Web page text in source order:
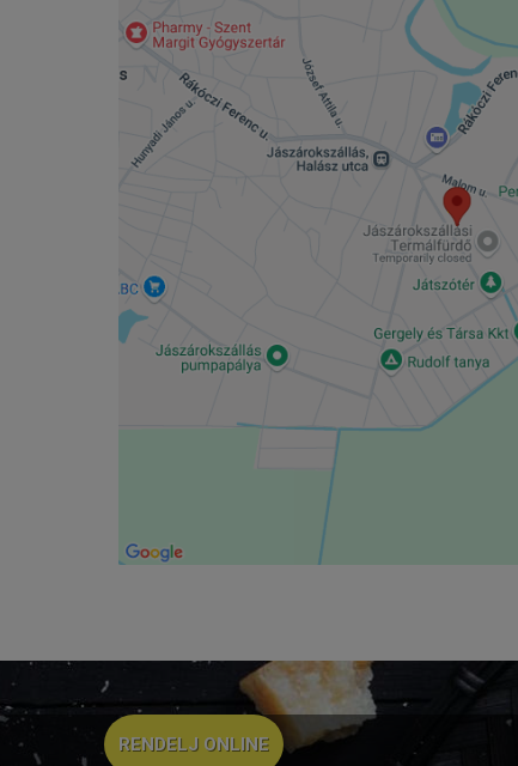
RENDELJ ONLINE